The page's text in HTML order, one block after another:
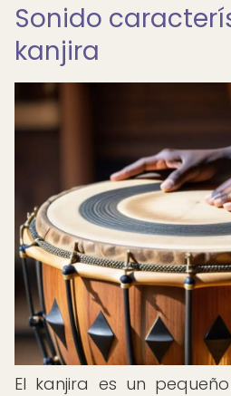
Sonido
kanjira
El kanjira es un